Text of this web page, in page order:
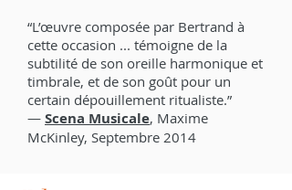
“L’œuvre composée par Bertrand à
cette occasion ... témoigne de la
subtilité de son oreille harmonique et
timbrale, et de son goût pour un
certain dépouillement ritualiste.”
— Scena Musicale, Maxime
McKinley, Septembre 2014